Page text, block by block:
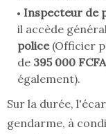
Inspecteur de
il accède
police(Officier
de 395 000 FCFA
également).
Sur la durée,
gendarme, à